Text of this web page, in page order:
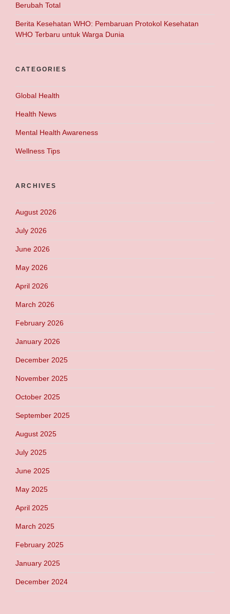
Berubah Total
Berita Kesehatan WHO: Pembaruan Protokol Kesehatan
WHO Terbaru untuk Warga Dunia
CATEGORIES
Global Health
Health News
Mental Health Awareness
Wellness Tips
ARCHIVES
August 2026
July 2026
June 2026
May 2026
April 2026
March 2026
February 2026
January 2026
December 2025
November 2025
October 2025
September 2025
August 2025
July 2025
June 2025
May 2025
April 2025
March 2025
February 2025
January 2025
December 2024